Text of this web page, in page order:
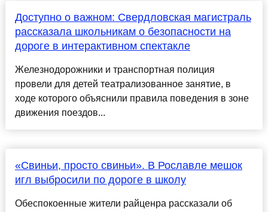
Доступно о важном: Свердловская магистраль
рассказала школьникам о безопасности на
дороге в интерактивном спектакле
Железнодорожники и транспортная полиция
провели для детей театрализованное занятие, в
ходе которого объяснили правила поведения в зоне
движения поездов...
«Свиньи, просто свиньи». В Рославле мешок
игл выбросили по дороге в школу
Обеспокоенные жители райценра рассказали об